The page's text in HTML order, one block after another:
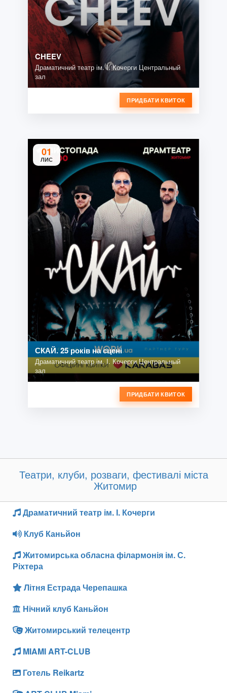
CHEEV
Драматичний театр ім. І. Кочерги Центральный
зал
ПРИДБАТИ КВИТОК
01
ЛИС
СКАЙ. 25 років на сцені
Драматичний театр ім. І. Кочерги Центральный
зал
ПРИДБАТИ КВИТОК
Театри, клуби, розваги, фестивалі міста
Житомир
Драматичний театр ім. І. Кочерги
Клуб Каньйон
Житомирська обласна філармонія ім. С.
Ріхтера
Літня Естрада Черепашка
Нічний клуб Каньйон
Житомирський телецентр
MIAMI ART-CLUB
Готель Reikartz